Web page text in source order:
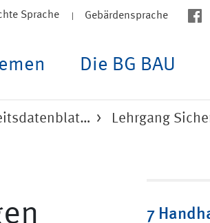
Sprache Gebärdensprache
Die BG BAU
Lehrgang
7